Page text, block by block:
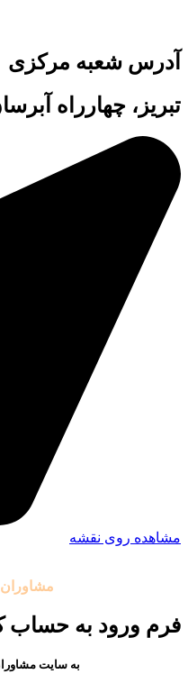
آدرس شعبه مرکزی
تبریز، چهارراه
مشاهده روی نقشه
مشاوران
فرم ورود به حساب
به سایت